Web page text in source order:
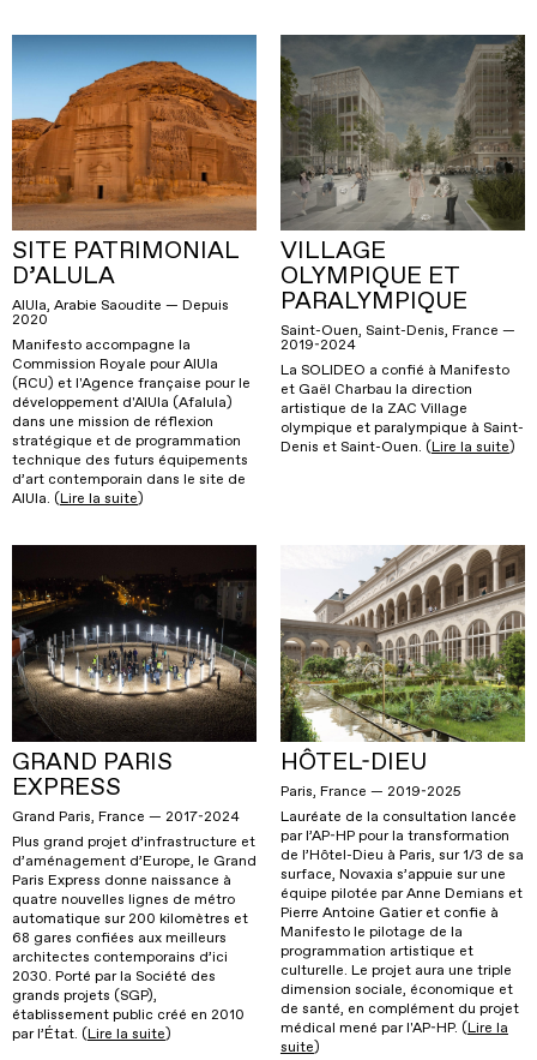
SITE PATRIMONIAL
D’ALULA
AlUla, Arabie Saoudite — Depuis
2020
Manifesto accompagne la
Commission Royale pour AlUla
(RCU) et l'Agence française pour le
développement d'AlUla (Afalula)
dans une mission de réflexion
stratégique et de programmation
technique des futurs équipements
d’art contemporain dans le site de
AlUla. (Lire la suite)
VILLAGE
OLYMPIQUE ET
PARALYMPIQUE
Saint-Ouen, Saint-Denis, France —
2019-2024
La SOLIDEO a confié à Manifesto
et Gaël Charbau la direction
artistique de la ZAC Village
olympique et paralympique à Saint-
Denis et Saint-Ouen. (Lire la suite)
GRAND PARIS
EXPRESS
Grand Paris, France — 2017-2024
Plus grand projet d’infrastructure et
d’aménagement d’Europe, le Grand
Paris Express donne naissance à
quatre nouvelles lignes de métro
automatique sur 200 kilomètres et
68 gares confiées aux meilleurs
architectes contemporains d’ici
2030. Porté par la Société des
grands projets (SGP),
établissement public créé en 2010
par l’État. (Lire la suite)
HÔTEL-DIEU
Paris, France — 2019-2025
Lauréate de la consultation lancée
par l’AP-HP pour la transformation
de l’Hôtel-Dieu à Paris, sur 1/3 de sa
surface, Novaxia s’appuie sur une
équipe pilotée par Anne Demians et
Pierre Antoine Gatier et confie à
Manifesto le pilotage de la
programmation artistique et
culturelle. Le projet aura une triple
dimension sociale, économique et
de santé, en complément du projet
médical mené par l'AP-HP. (Lire la
suite)